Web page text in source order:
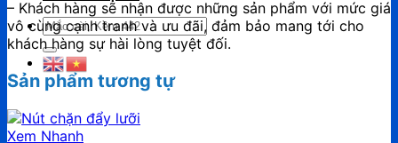
Tìm
kiếm:
– Khách hàng sẽ nhận được những sản phẩm với mức giá
vô cùng cạnh tranh và ưu đãi, đảm bảo mang tới cho
khách hàng sự hài lòng tuyệt đối.
Sản phẩm tương tự
Xem Nhanh